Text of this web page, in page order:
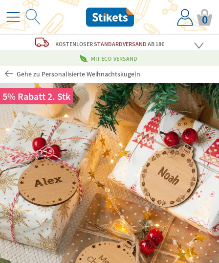
0
KOSTENLOSERSTANDARDVERSAND AB 18€
MIT ECO-VERSAND
Gehe zu Personalisierte Weihnachtskugeln
5% Rabatt 2. Stk